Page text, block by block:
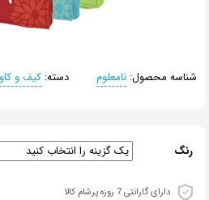
شناسه محصول: نامعلوم دسته: کیف و
رنگ
دارای گارانتی 7 روزه پرشام کالا